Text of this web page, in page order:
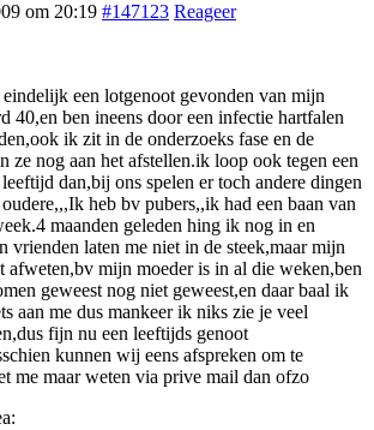
om 20:19 #147123 Reageer
een lotgenoot gevonden van mijn
40,en ben ineens door een infectie hartfalen
ik zit in de onderzoeks fase en de
ze nog aan het afstellen.ik loop ook tegen een
dan,bij ons spelen er toch andere dingen
heb bv pubers,,ik had een baan van
maanden geleden hing ik nog in en
vrienden laten me niet in de steek,maar mijn
afweten,bv mijn moeder is in al die weken,ben
geweest nog niet geweest,en daar baal ik
aan me dus mankeer ik niks zie je veel
fijn nu een leeftijds genoot
kunnen wij eens afspreken om te
me maar weten via prive mail dan ofzo